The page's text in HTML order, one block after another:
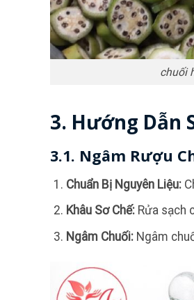
chuối
3. Hướng Dẫn
3.1. Ngâm Rượu
Chuẩn Bị Nguyên Liệu:
Khâu Sơ Chế:Rửa sạch
Ngâm Chuối:Ngâm